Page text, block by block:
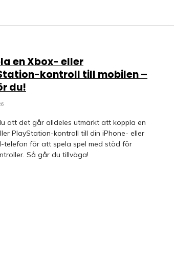
en Xbox- eller
kontroll till mobilen –
du!
att det går alldeles utmärkt att koppla en
PlayStation-kontroll till din iPhone- eller
telefon för att spela spel med stöd för
Så går du tillväga!